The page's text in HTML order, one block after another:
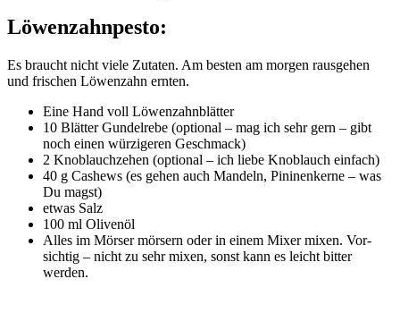
Löwenzahnpesto:
Es braucht nicht vie­le Zuta­ten. Am bes­ten am mor­gen raus­ge­hen
und fri­schen Löwen­zahn ernten.
Eine Hand voll Löwenzahnblätter
10 Blät­ter Gun­del­re­be (optio­nal – mag ich sehr gern – gibt
noch einen wür­zi­ge­ren Geschmack)
2 Knob­lauch­ze­hen (optio­nal – ich lie­be Knob­lauch einfach)
40 g Cas­hews (es gehen auch Man­deln, Pini­nen­ker­ne – was
Du magst)
etwas Salz
100 ml Olivenöl
Alles im Mör­ser mör­sern oder in einem Mixer mixen. Vor­
sich­tig – nicht zu sehr mixen, sonst kann es leicht bit­ter
werden.